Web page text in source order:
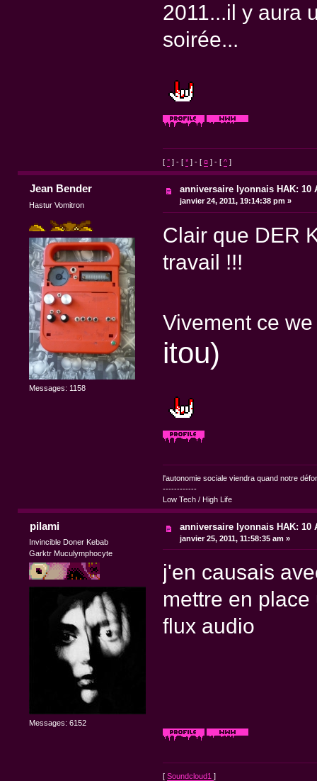
2011...il y aura
soirée...
[ °] - [ *] - [ ¤] - [ ^]
Jean Bender
Hastur Vomitron
Messages: 1158
anniversaire lyonnais HAK: 10
janvier 24, 2011, 19:14:38 pm »
Clair que DER
travail !!!
Vivement ce
itou)
l'autonomie sociale viendra quand notre
------------
Low Tech / High Life
pilami
Invincible Doner Kebab
Garktr Muculymphocyte
Messages: 6152
anniversaire lyonnais HAK: 10
janvier 25, 2011, 11:58:35 am »
j'en causais
mettre en
flux audio
[ Soundcloud1 ]